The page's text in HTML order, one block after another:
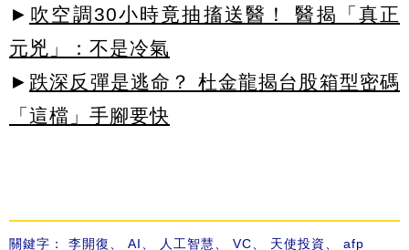
► 吹空調30小時竟抽搐送醫！ 醫揭「真正
元兇」：不是冷氣
► 跌深反彈是逃命？ 杜金龍揭台股箱型密碼
「這檔」手腳要快
關鍵字： 李開復 AI 人工智慧 VC 天使投資 afp